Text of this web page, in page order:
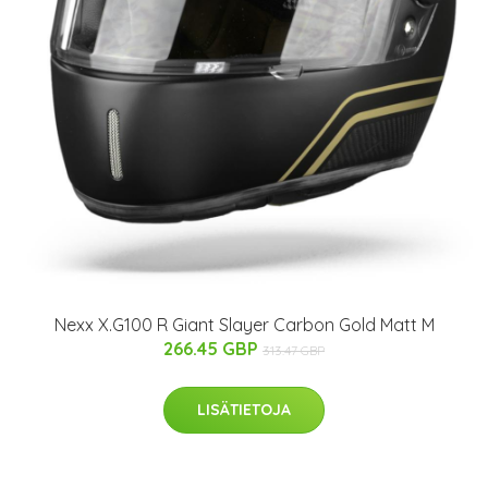
Nexx X.G100 R Giant Slayer Carbon Gold Matt M
266.45 GBP 313.47 GBP
LISÄTIETOJA